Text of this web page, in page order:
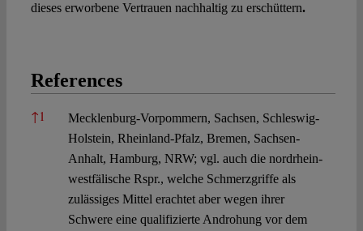
dieses erworbene Vertrauen nachhaltig zu erschüttern.
References
References
↑1
Mecklenburg-Vorpommern, Sachsen, Schleswig-
Holstein, Rheinland-Pfalz, Bremen, Sachsen-
Anhalt, Hamburg, NRW; vgl. auch die nordrhein-
westfälische Rspr., welche Schmerzgriffe als
zulässiges Mittel erachtet aber wegen ihrer
Schwere eine qualifizierte Androhung vor dem